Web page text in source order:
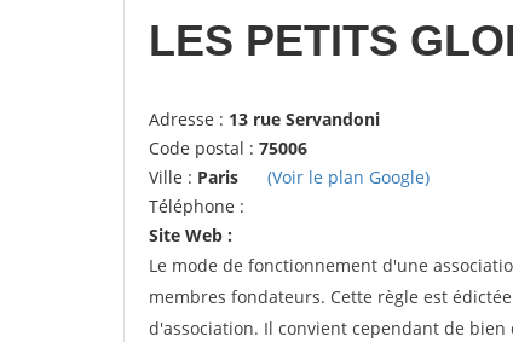
LES PETITS
Adresse : 13 rue Servandoni
Code postal : 75006
Ville : Paris
(Voir le plan Google)
Téléphone :
Site Web :
Le mode de fonctionnement d'une
membres fondateurs. Cette règle est
d'association. Il convient cependant de